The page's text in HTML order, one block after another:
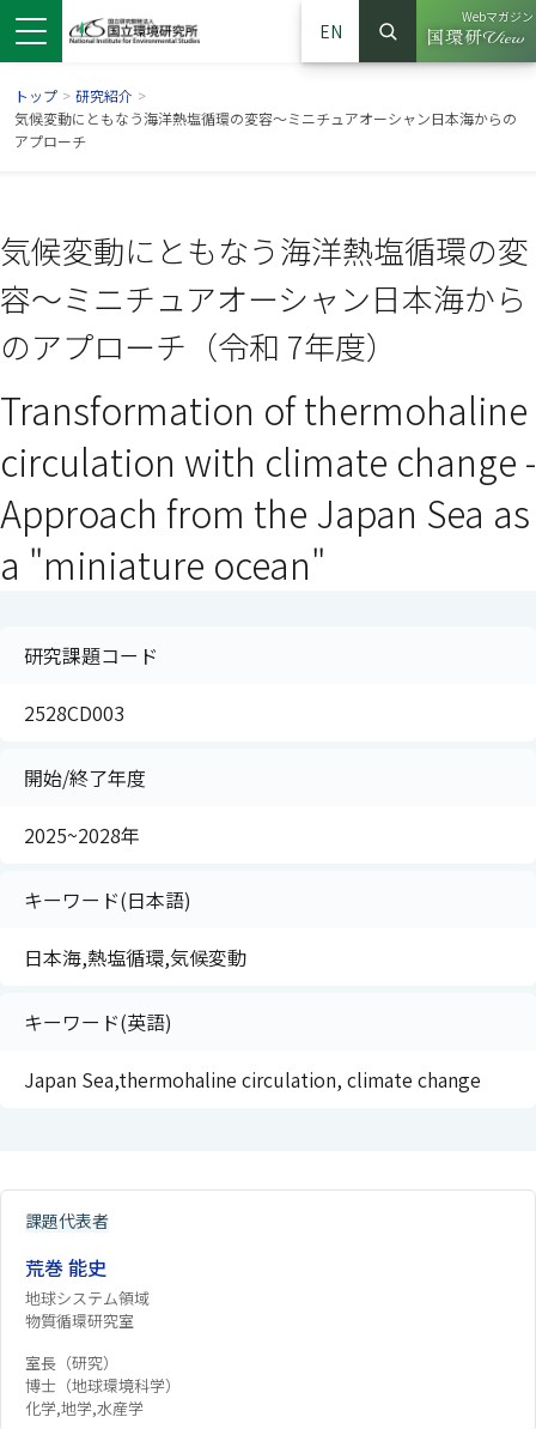
ドウで開きます）
ンドウで開きます）
ウインドウで開きます）
EN
サイト内検索
検索
Webマガジン
（別ウイ
トップ > 研究紹介 >
気候変動にともなう海洋熱塩循環の変容〜ミニチュアオーシャン日本海からの
アプローチ
気候変動にともなう海洋熱塩循環の変
容〜ミニチュアオーシャン日本海から
のアプローチ（令和 7年度）
Transformation of thermohaline
circulation with climate change -
Approach from the Japan Sea as
a "miniature ocean"
研究課題コード
2528CD003
開始/終了年度
2025~2028年
キーワード(日本語)
日本海,熱塩循環,気候変動
キーワード(英語)
Japan Sea,thermohaline circulation, climate change
課題代表者
荒巻 能史
地球システム領域
物質循環研究室
室長（研究）
博士（地球環境科学）
化学,地学,水産学